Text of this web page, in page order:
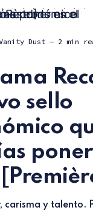
Dust — 2 min
sello
poner
carisma y talento.